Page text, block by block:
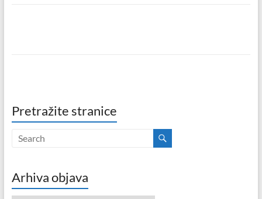
Pretražite stranice
Arhiva objava